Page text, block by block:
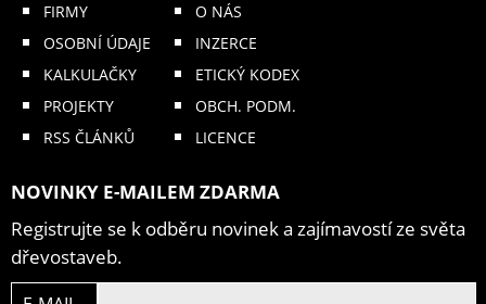
FIRMY
OSOBNÍ ÚDAJE
KALKULAČKY
PROJEKTY
RSS ČLÁNKŮ
O NÁS
INZERCE
ETICKÝ KODEX
OBCH. PODM.
LICENCE
NOVINKY E-MAILEM ZDARMA
Registrujte se k odběru novinek a zajímavostí ze světa
dřevostaveb.